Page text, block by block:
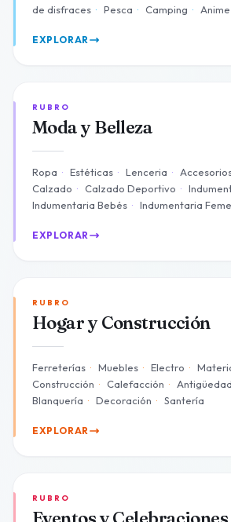
de disfraces · Pesca · Camping · Anime
EXPLORAR
RUBRO
Moda y Belleza
Ropa · Estéticas · Lenceria ·
Calzado · Calzado Deportivo ·
Indumentaria Bebés · Indumentaria
EXPLORAR
RUBRO
Hogar y Construcción
Ferreterías · Muebles · Electro ·
Construcción · Calefacción ·
Blanquería · Decoración · Santería
EXPLORAR
RUBRO